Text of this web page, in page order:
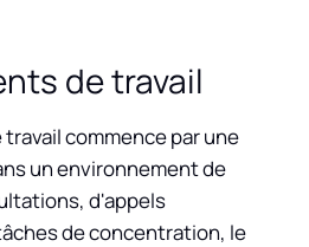
de travail
travail commence par une
un environnement de
d'appels
de concentration, le